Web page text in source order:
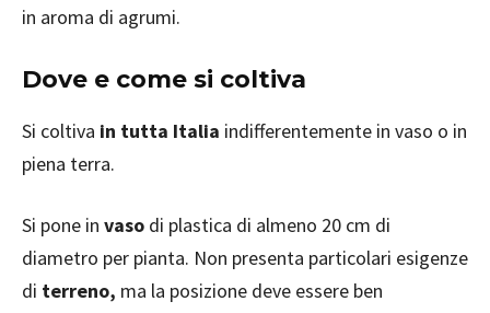
in aroma di agrumi.
Dove e come si coltiva
Si coltiva in tutta Italia indifferentemente in vaso o in
piena terra.
Si pone in vaso di plastica di almeno 20 cm di
diametro per pianta. Non presenta particolari esigenze
di terreno, ma la posizione deve essere ben